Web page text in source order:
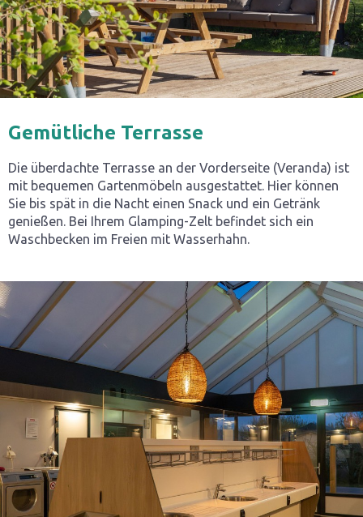
Gemütliche Terrasse
Die überdachte Terrasse an der Vorderseite (Veranda) ist
mit bequemen Gartenmöbeln ausgestattet. Hier können
Sie bis spät in die Nacht einen Snack und ein Getränk
genießen. Bei Ihrem Glamping-Zelt befindet sich ein
Waschbecken im Freien mit Wasserhahn.